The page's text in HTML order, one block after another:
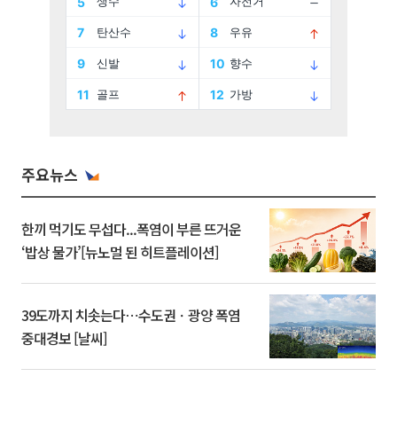
주요뉴스
한끼 먹기도 무섭다...폭염이 부른 뜨거운
‘밥상 물가’[뉴노멀 된 히트플레이션]
39도까지 치솟는다⋯수도권ㆍ광양 폭염
중대경보 [날씨]